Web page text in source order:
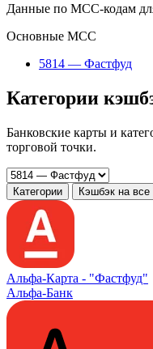
Данные по MCC-кодам
Основные MCC
5814 — Фастфуд
Категории
Банковские карты и
торговой точки.
Категории Кэшбэк на все
Альфа‑Карта - "Фастфуд"
Альфа-Банк